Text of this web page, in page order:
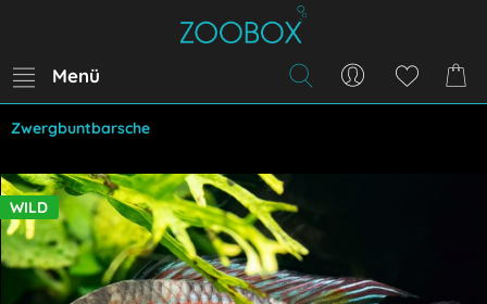
Menü
Zwergbuntbarsche
WILD